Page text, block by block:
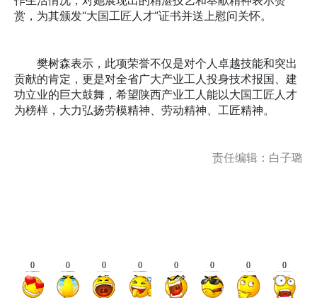
赏，为其颁发“大国工匠人才”证书并送上慰问关怀。
樊树森表示，此项荣誉不仅是对个人卓越技能和突出
贡献的肯定，更是对全省广大产业工人投身技术报国、建
功立业的巨大鼓舞，希望陕西产业工人能以大国工匠人才
为榜样，大力弘扬劳模精神、劳动精神、工匠精神。
责任编辑：白子璐